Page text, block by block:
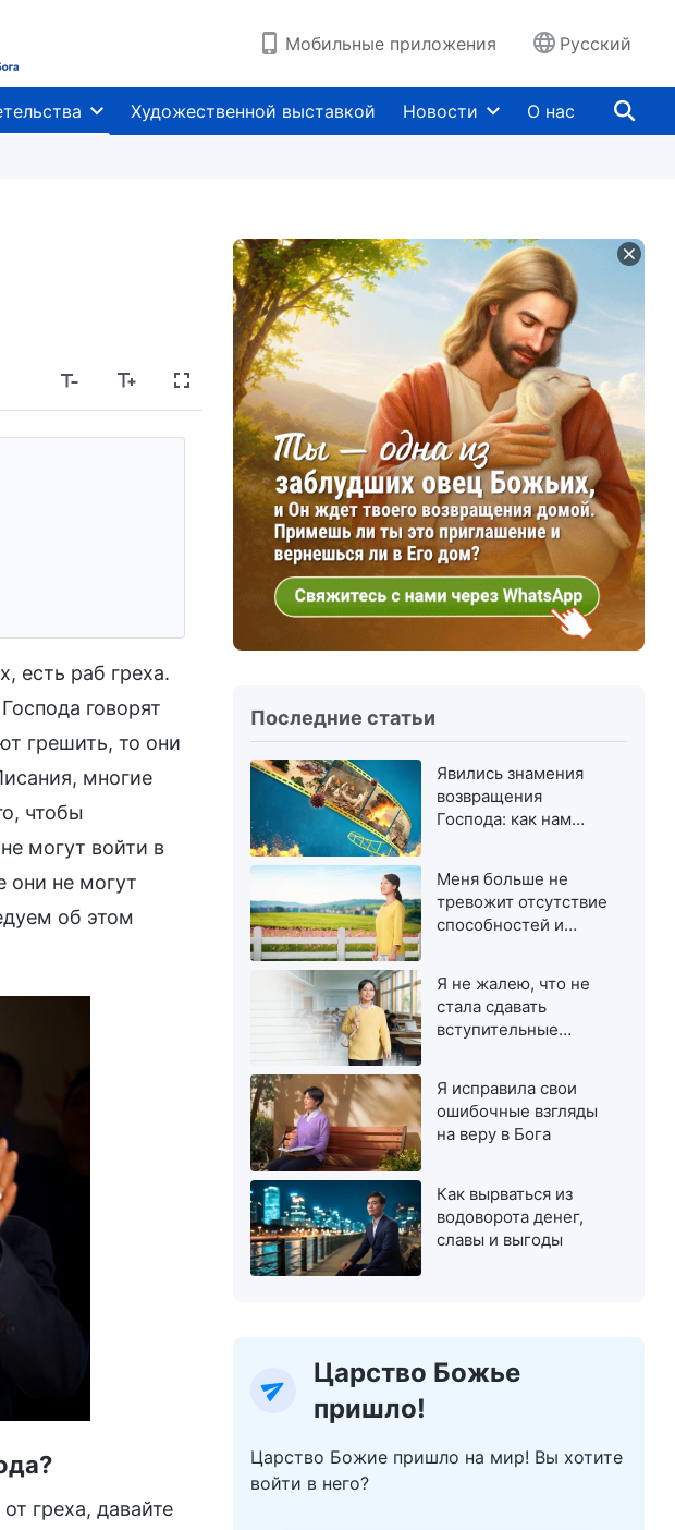
Мобильные приложения Русский
Художественной выставкой Новости О нас
есть раб греха.
говорят
грешить, то они
многие
чтобы
могут войти в
они не могут
об этом
греха, давайте
Последние статьи
Явились знамения
возвращения
Господа: как нам
Меня больше не
тревожит отсутствие
способностей и
Я не жалею, что не
стала сдавать
вступительные
Я исправила свои
ошибочные взгляды
на веру в Бога
Как вырваться из
водоворота денег,
славы и выгоды
Царство Божье
пришло!
Царство Божие пришло на мир! Вы хотите
войти в него?